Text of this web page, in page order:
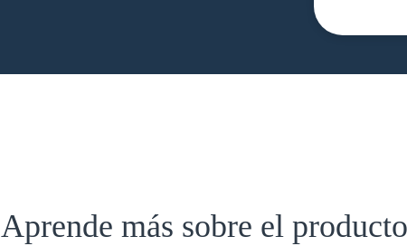
Aprende más sobre el producto